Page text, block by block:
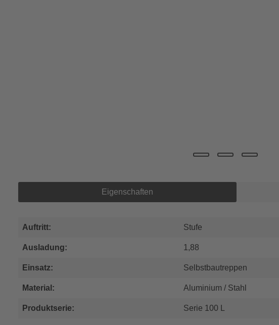
Eigenschaften
Auftritt: Stufe
Ausladung: 1,88
Einsatz: Selbstbautreppen
Material: Aluminium / Stahl
Produktserie: Serie 100 L